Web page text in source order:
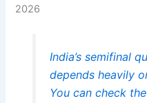
2026
India’s semifinal
depends heavily
You can check